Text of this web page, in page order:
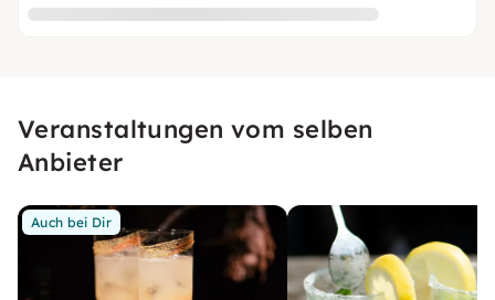
Veranstaltungen vom selben
Anbieter
Auch bei Dir